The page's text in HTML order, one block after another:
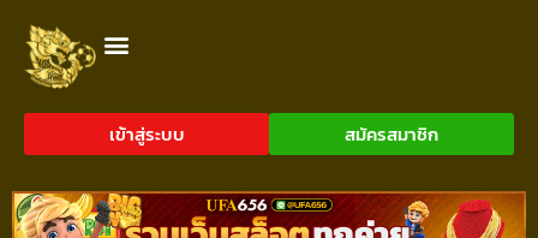
เข้าสู่ระบบ สมัครสมาชิก